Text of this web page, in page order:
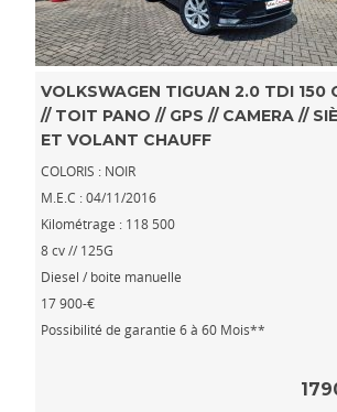
VOLKSWAGEN TIGUAN 2.0 TDI 150
// TOIT PANO // GPS // CAMERA //
ET VOLANT CHAUFF
COLORIS : NOIR
M.E.C : 04/11/2016
Kilométrage : 118 500
8 cv // 125G
Diesel / boite manuelle
17 900-€
Possibilité de garantie 6 à 60 Mois**